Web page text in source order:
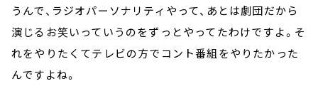
うんで、ラジオパーソナリティやって、あとは劇団だから
演じるお笑いっていうのをずっとやってたわけですよ。そ
れをやりたくてテレビの方でコント番組をやりたかった
んですよね。